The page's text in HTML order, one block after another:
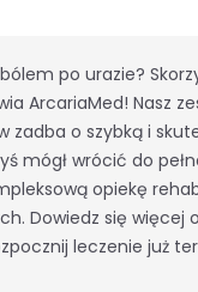
po urazie?
ArcariaMed! Nasz
zadba o szybką i
mógł wrócić do
opiekę
Dowiedz się więcej o
leczenie już